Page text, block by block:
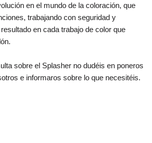
en el mundo de la coloración, que
trabajando con seguridad y
en cada trabajo de color que
sobre el Splasher no dudéis en poneros
e informaros sobre lo que necesitéis.